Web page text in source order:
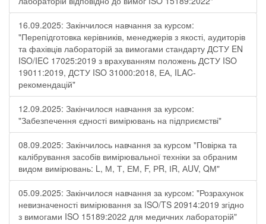
16.09.2025: Закінчилося навчання за курсом:
"Перепідготовка керівників, менеджерів з якості, аудиторів
та фахівців лабораторій за вимогами стандарту ДСТУ EN
ISO/IEC 17025:2019 з врахуванням положень ДСТУ ISO
19011:2019, ДСТУ ISO 31000:2018, ЕА, ILAC-
рекомендацій"
12.09.2025: Закінчилося навчання за курсом:
"Забезпечення єдності вимірювань на підприємстві"
08.09.2025: Закінчилось навчання за курсом "Повірка та
калібрування засобів вимірювальної техніки за обраним
видом вимірювань: L, М, Т, ЕМ, F, РR, ІR, АUV, QМ"
05.09.2025: Закінчилося навчання за курсом: "Розрахунок
невизначеності вимірювання за ISO/TS 20914:2019 згідно
з вимогами ISO 15189:2022 для медичних лабораторій"